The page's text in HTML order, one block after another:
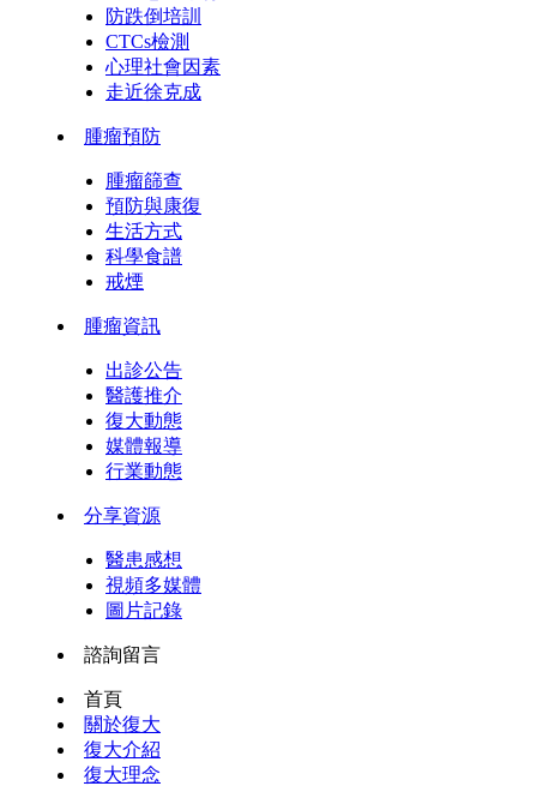
防跌倒培訓
CTCs檢測
心理社會因素
走近徐克成
腫瘤預防
腫瘤篩查
預防與康復
生活方式
科學食譜
戒煙
腫瘤資訊
出診公告
醫護推介
復大動態
媒體報導
行業動態
分享資源
醫患感想
視頻多媒體
圖片記錄
諮詢留言
首頁
關於復大
復大介紹
復大理念